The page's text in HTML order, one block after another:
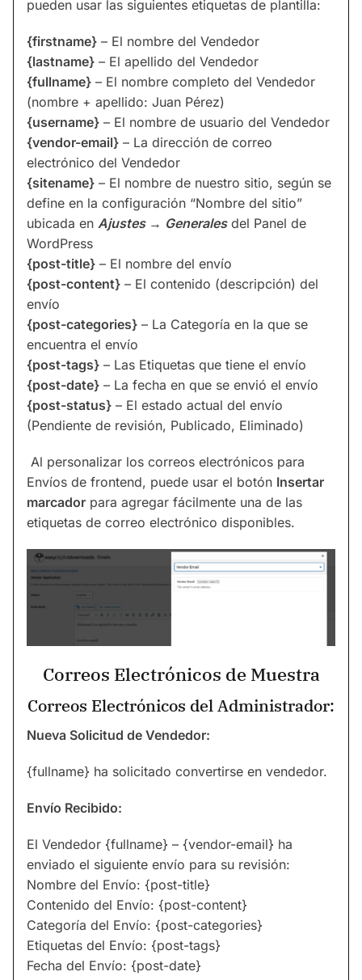
pueden usar las siguientes etiquetas de plantilla:
{firstname} – El nombre del Vendedor
{lastname} – El apellido del Vendedor
{fullname} – El nombre completo del Vendedor
(nombre + apellido: Juan Pérez)
{username} – El nombre de usuario del Vendedor
{vendor-email} – La dirección de correo
electrónico del Vendedor
{sitename} – El nombre de nuestro sitio, según se
define en la configuración “Nombre del sitio”
ubicada en Ajustes → Generalesdel Panel de
WordPress
{post-title} – El nombre del envío
{post-content} – El contenido (descripción) del
envío
{post-categories} – La Categoría en la que se
encuentra el envío
{post-tags} – Las Etiquetas que tiene el envío
{post-date} – La fecha en que se envió el envío
{post-status} – El estado actual del envío
(Pendiente de revisión, Publicado, Eliminado)
Al personalizar los correos electrónicos para
Envíos de frontend, puede usar el botón Insertar
marcador para agregar fácilmente una de las
etiquetas de correo electrónico disponibles.
Correos Electrónicos de Muestra
Correos Electrónicos del Administrador:
Nueva Solicitud de Vendedor:
{fullname} ha solicitado convertirse en vendedor.
Envío Recibido:
El Vendedor {fullname} – {vendor-email} ha
enviado el siguiente envío para su revisión:
Nombre del Envío: {post-title}
Contenido del Envío: {post-content}
Categoría del Envío: {post-categories}
Etiquetas del Envío: {post-tags}
Fecha del Envío: {post-date}